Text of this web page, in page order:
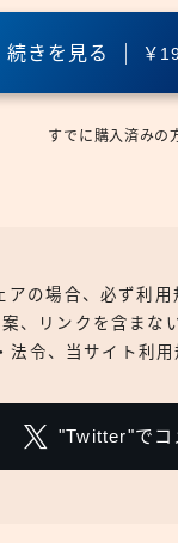
続きを見る ￥
すでに購入済みの
の場合、必ず利用
、リンクを含まな
法令、当サイト利用
"Twitter"でコ